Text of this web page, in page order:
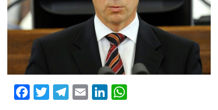
Facebook
Twitter
Telegram
EmailLinkedIn